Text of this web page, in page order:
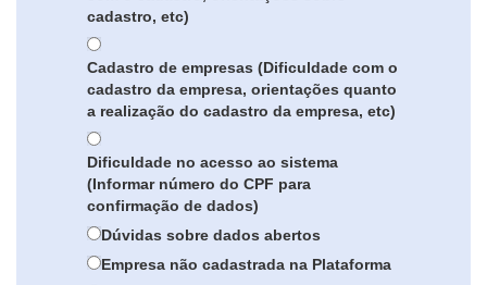
cadastro, etc)
Cadastro de empresas (Dificuldade com o
cadastro da empresa, orientações quanto
a realização do cadastro da empresa, etc)
Dificuldade no acesso ao sistema
(Informar número do CPF para
confirmação de dados)
Dúvidas sobre dados abertos
Empresa não cadastrada na Plataforma